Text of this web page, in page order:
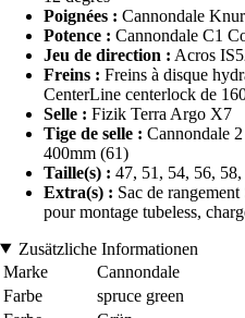
Poignées : Cannondale
Potence : Cannondale C1
Jeu de direction : Acros
Freins : Freins à disque
CenterLine centerlock de
Selle : Fizik Terra Argo X7
Tige de selle : Cannondale
400mm (61)
Taille(s) : 47, 51, 54, 56, 58,
Extra(s) : Sac de
pour montage tubeless,
Zusätzliche Informationen
Marke
Cannondale
Farbe
spruce green